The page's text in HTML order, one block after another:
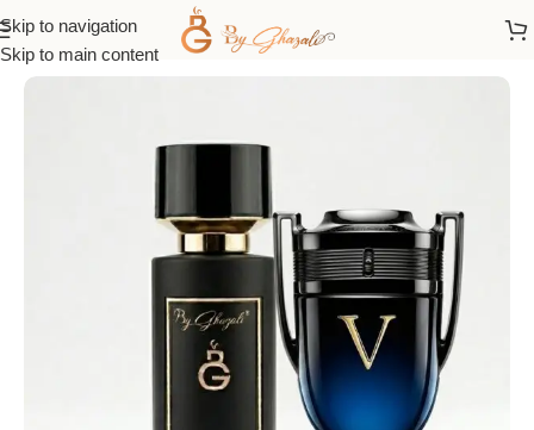
Skip to navigation
Skip to main content
Accueil/Parfum 50 ML/Hommes